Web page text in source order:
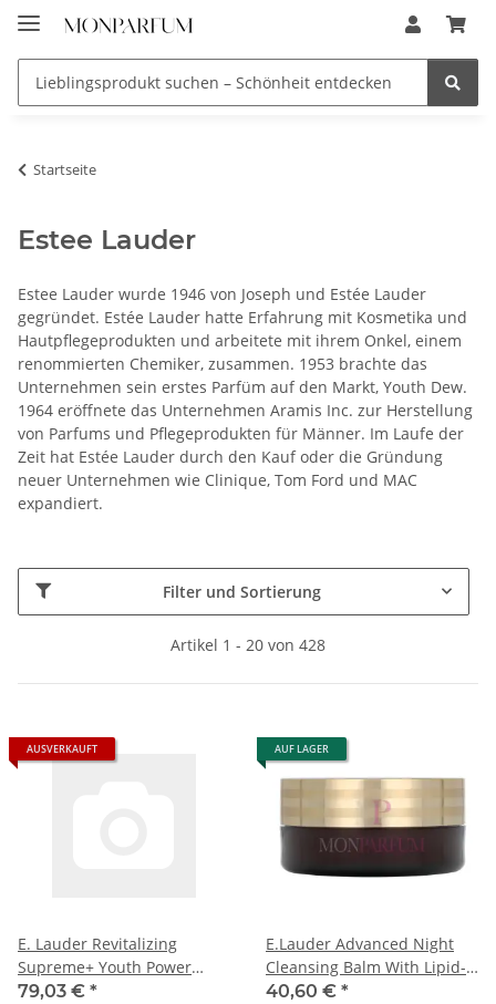
Startseite
Estee Lauder
Estee Lauder wurde 1946 von Joseph und Estée Lauder
gegründet. Estée Lauder hatte Erfahrung mit Kosmetika und
Hautpflegeprodukten und arbeitete mit ihrem Onkel, einem
renommierten Chemiker, zusammen. 1953 brachte das
Unternehmen sein erstes Parfüm auf den Markt, Youth Dew.
1964 eröffnete das Unternehmen Aramis Inc. zur Herstellung
von Parfums und Pflegeprodukten für Männer. Im Laufe der
Zeit hat Estée Lauder durch den Kauf oder die Gründung
neuer Unternehmen wie Clinique, Tom Ford und MAC
expandiert.
Filter und Sortierung
Artikel 1 - 20 von 428
AUSVERKAUFT
E. Lauder Revitalizing
Supreme+ Youth Power
Cream SPF25 50ml
79,03 € *
AUF LAGER
E.Lauder Advanced Night
Cleansing Balm With Lipid-
Rich Oil Infusion
40,60 € *